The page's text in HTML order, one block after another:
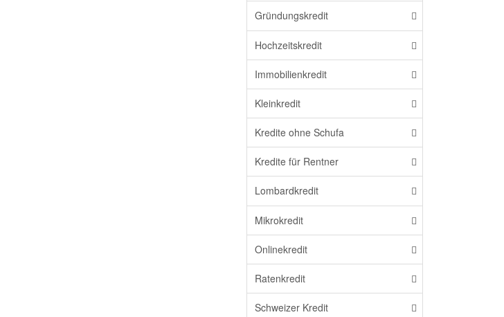
Gründungskredit
Hochzeitskredit
Immobilienkredit
Kleinkredit
Kredite ohne Schufa
Kredite für Rentner
Lombardkredit
Mikrokredit
Onlinekredit
Ratenkredit
Schweizer Kredit